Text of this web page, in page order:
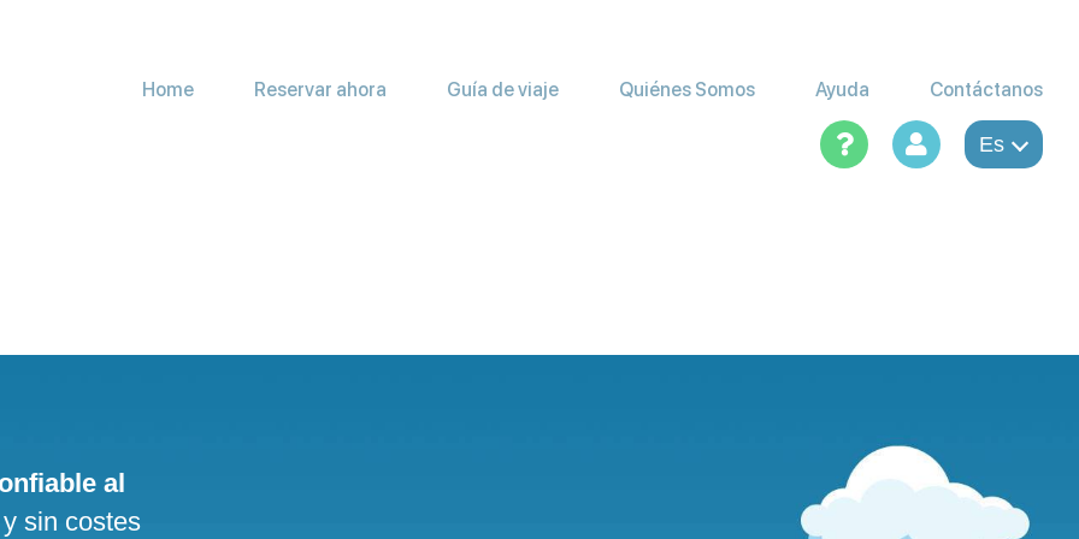
Home Reservar ahora Guía de viaje Quiénes Somos Ayuda Contáctanos
Es
al
sin costes